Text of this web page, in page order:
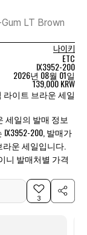
LT Brown
나이키
ETC
IX3952-200
2026년 08월 01일
139,000 KRW
라이트 브라운 세일
세일의 발매 정보
200, 발매가
라운 세일입니다.
니 발매처별 가격
3